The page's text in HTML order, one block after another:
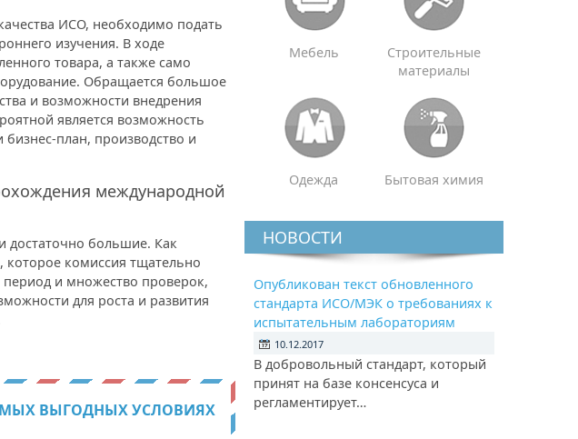
ИСО, необходимо подать
изучения. В ходе
товара, а также само
Обращается большое
и возможности внедрения
является возможность
план, производство и
международной
достаточно большие. Как
которое комиссия тщательно
период и множество проверок,
для роста и развития
ВЫГОДНЫХ УСЛОВИЯХ
Мебель
Строительные
материалы
Одежда Бытовая химия
НОВОСТИ
Опубликован текст обновленного
стандарта ИСО/МЭК о требованиях к
испытательным лабораториям
10.12.2017
В добровольный стандарт, который
принят на базе консенсуса и
регламентирует…